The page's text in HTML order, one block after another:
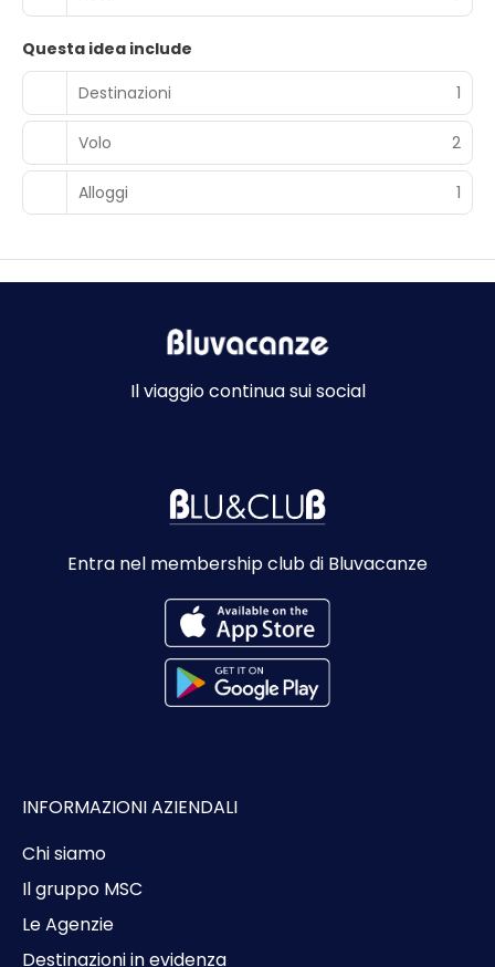
Questa idea include
Destinazioni
1
Volo 2
Alloggi 1
Il viaggio continua sui social
Entra nel membership club di Bluvacanze
INFORMAZIONI AZIENDALI
Chi siamo
Il gruppo MSC
Le Agenzie
Destinazioni in evidenza